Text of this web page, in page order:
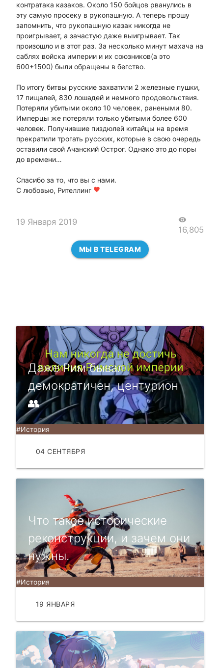
контратака казаков. Около 150 бойцов рванулись в
эту самую просеку в рукопашную. А теперь прошу
запомнить, что рукопашную казак никогда не
проигрывает, а зачастую даже выигрывает. Так
произошло и в этот раз. За несколько минут махача на
саблях войска империи и их союзников(а это
600+1500) были обращены в бегство.
По итогу битвы русские захватили 2 железные пушки,
17 пищалей, 830 лошадей и немного продовольствия.
Потеряли убитыми около 10 человек, ранеными 80.
Имперцы же потеряли только убитыми более 600
человек. Получившие пиздюлей китайцы на время
прекратили трогать русских, которые в свою очередь
оставили свой Ачанский Острог. Однако это до поры
до времени…
Спасибо за то, что вы с нами.
С любовью, Рителлинг favorite
19 Января 2019 visibility
16,805
МЫ В TELEGRAM
Даже Рим бывал
демократичен, центурион
👥
#История
04 СЕНТЯБРЯ
Что такое исторические
реконструкции, и зачем они
нужны.
#История
19 ЯНВАРЯ